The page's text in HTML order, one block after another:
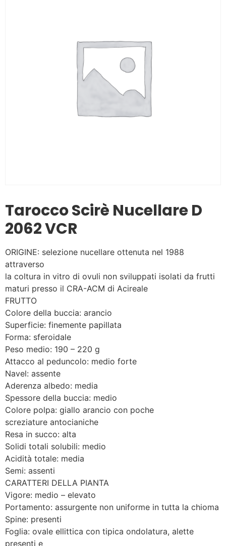
Tarocco Scirè Nucellare D
2062 VCR
ORIGINE: selezione nucellare ottenuta nel 1988
attraverso
la coltura in vitro di ovuli non sviluppati isolati da frutti
maturi presso il CRA-ACM di Acireale
FRUTTO
Colore della buccia: arancio
Superficie: finemente papillata
Forma: sferoidale
Peso medio: 190 – 220 g
Attacco al peduncolo: medio forte
Navel: assente
Aderenza albedo: media
Spessore della buccia: medio
Colore polpa: giallo arancio con poche
screziature antocianiche
Resa in succo: alta
Solidi totali solubili: medio
Acidità totale: media
Semi: assenti
CARATTERI DELLA PIANTA
Vigore: medio – elevato
Portamento: assurgente non uniforme in tutta la chioma
Spine: presenti
Foglia: ovale ellittica con tipica ondolatura, alette
presenti e